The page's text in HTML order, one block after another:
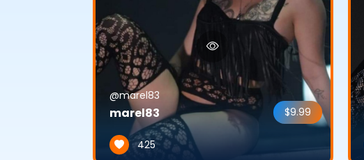
@marel83
marel83
425
$9.99